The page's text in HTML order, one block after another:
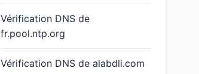
Vérification DNS de
fr.pool.ntp.org
Vérification DNS de alabdli.com